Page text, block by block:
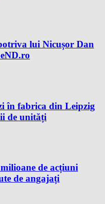
lui Nicușor Dan
în fabrica din Leipzig
de unități
de acțiuni
de angajați